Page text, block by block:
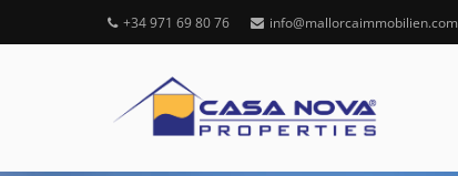
+34 971 69 80 76 info@mallorcaimmobilien.com